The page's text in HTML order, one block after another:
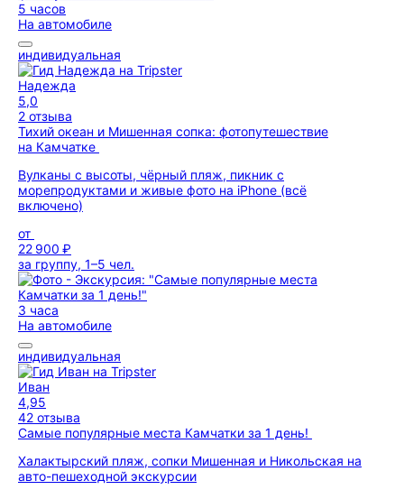
5 часов
На автомобиле
индивидуальная
Надежда
5,0
2 отзыва
Тихий океан и Мишенная сопка: фотопутешествие
на Камчатке
Вулканы с высоты, чёрный пляж, пикник с
морепродуктами и живые фото на iPhone (всё
включено)
от
22 900 ₽
за группу, 1–5 чел.
3 часа
На автомобиле
индивидуальная
Иван
4,95
42 отзыва
Самые популярные места Камчатки за 1 день!
Халактырский пляж, сопки Мишенная и Никольская на
авто-пешеходной экскурсии